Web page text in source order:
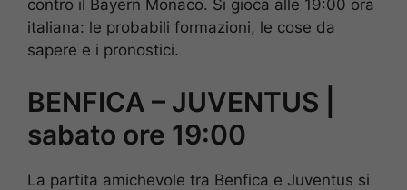
contro il Bayern Monaco. Si gioca alle 19:00 ora
italiana: le probabili formazioni, le cose da
sapere e i pronostici.
BENFICA – JUVENTUS |
sabato ore 19:00
La partita amichevole tra Benfica e Juventus si